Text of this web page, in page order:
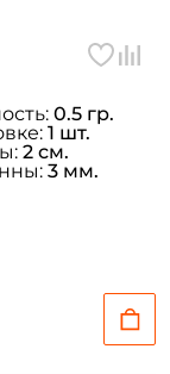
0.5 гр.
1 шт.
2 см.
3 мм.